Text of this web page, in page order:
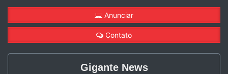
Anunciar
Contato
Gigante News